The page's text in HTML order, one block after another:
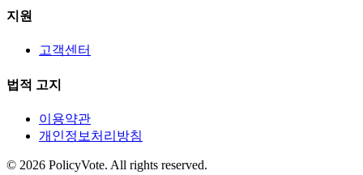
지원
고객센터
법적 고지
이용약관
개인정보처리방침
© 2026 PolicyVote. All rights reserved.